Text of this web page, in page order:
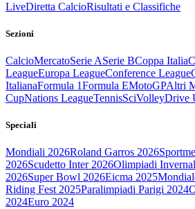
LiveDiretta CalcioRisultati e Classifiche
Sezioni
CalcioMercatoSerie ASerie BCoppa Italia
LeagueEuropa LeagueConference League
ItalianaFormula 1Formula EMotoGPAltri
CupNations LeagueTennisSciVolleyDrive
Speciali
Mondiali 2026Roland Garros 2026
2026Scudetto Inter 2026Olimpiadi
2026Super Bowl 2026Eicma 2025
Riding Fest 2025Paralimpiadi Parigi 2024
2024Euro 2024